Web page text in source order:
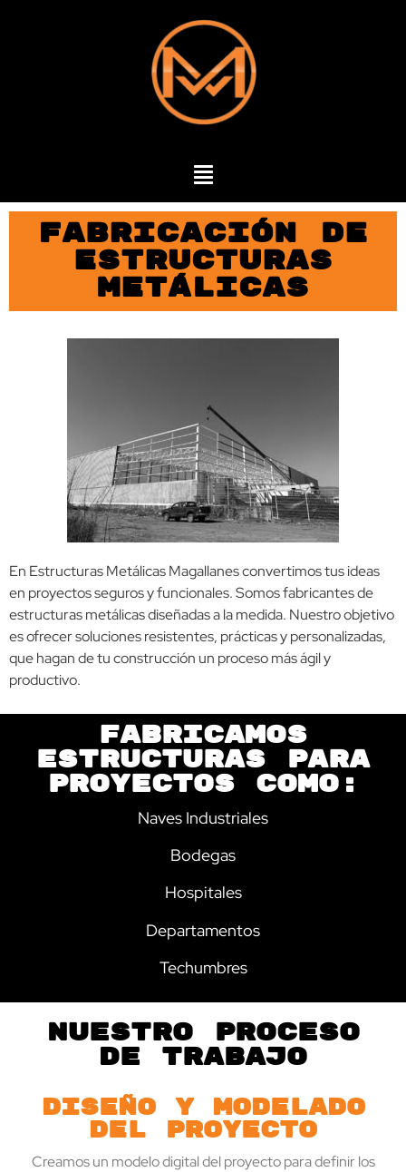
Fabricación de
Estructuras
Metálicas
En Estructuras Metálicas Magallanes convertimos tus ideas
en proyectos seguros y funcionales. Somos fabricantes de
estructuras metálicas diseñadas a la medida. Nuestro objetivo
es ofrecer soluciones resistentes, prácticas y personalizadas,
que hagan de tu construcción un proceso más ágil y
productivo.
Fabricamos
estructuras para
proyectos como:
Naves Industriales
Bodegas
Hospitales
Departamentos
Techumbres
Nuestro proceso
de trabajo
Diseño y modelado
del proyecto
Creamos un modelo digital del proyecto para definir los